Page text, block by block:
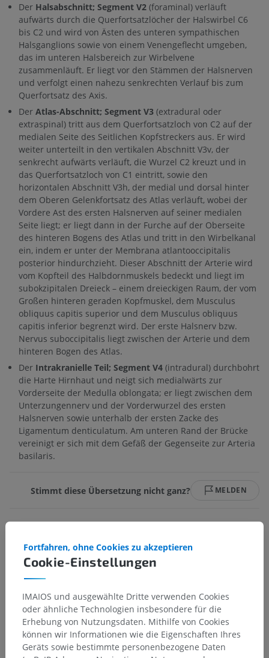
Der Halsabschnitt; Segment V2 (foraminal) verläuft
aufwärts durch die Querfortsatzlöcher der Halswirbel C6
bis C2 und wird von Ästen des unteren sympathischen
Halsganglions sowie von einem Venengeflecht umgeben,
das im unteren Halsbereich zur Wirbelvene
zusammenläuft. Er liegt vor den Stämmen der Halsnerven
und verfolgt einen nahezu senkrechten Verlauf bis zum
Querfortsatz des Axis.
Der Atlas-Abschnitt; Segment V3 (extradural oder
extraspinal) tritt aus dem Querfortsatzloch von C2 auf der
medialen Seite des Seitlichen Kopfstreckers aus. Er wird
weiter unterteilt in den vertikalen Abschnitt V3v, der
senkrecht aufwärts verläuft, die Wurzel C2 kreuzt und in
das Querfortsatzloch von C1 eintritt, sowie den
horizontalen Abschnitt V3h, der medial und dorsal hinter
dem Oberen Gelenkfortsatz des Atlas verläuft, wobei der
Vordere Ast des ersten Halsnerven auf seiner medialen
Seite liegt; er liegt dann in der Furche auf der Oberseite
des hinteren Bogens des Atlas und tritt in den Wirbelkanal
ein, indem er unter der Membrana atlantooccipitalis
posterior hindurchzieht. Dieser Abschnitt der Arterie wird
vom Kopfteil des Halbdornmuskels bedeckt und liegt im
subokzipitalen Dreieck – einem dreieckigen Raum, der vom
Großen hinteren geraden Kopfmuskel, dem Musculus
obliquus capitis superior und dem Musculus obliquus
capitis inferior begrenzt wird. Der erste Halsnerv bzw.
Nervus suboccipitalis liegt zwischen der Arterie und dem
hinteren Bogen des Atlas.
Der Intrakranielle Teil; Segment V4 (intradural) durchbohrt
die Harte Hirnhaut und neigt sich medialwärts zur
Vorderseite der Medulla oblongata; er liegt zwischen dem
Unterzungennerv und der Vorderwurzel des ersten
Halsnerven sowie unterhalb der ersten Zacke des
Ligamentum denticulatum. Am unteren Rand der Brücke
vereinigt er sich mit dem Gefäß der Gegenseite zur Arteria
basilaris.
Stimmt diese Übersetzung nicht ganz? MELDEN
This definition incorporates text from the wikipedia website - Wikipedia:
The free encyclopedia. (2004, July 22). FL: Wikimedia Foundation, Inc.
Retrieved August 10, 2004, from http://www.wikipedia.org
Galerie
Cookie-Einstellungen
Fortfahren, ohne Cookies zu akzeptieren
IMAIOS und ausgewählte Dritte verwenden Cookies
oder ähnliche Technologien insbesondere für die
Erhebung von Nutzungsdaten. Mithilfe von Cookies
können wir Informationen wie die Eigenschaften Ihres
Geräts sowie bestimmte personenbezogene Daten